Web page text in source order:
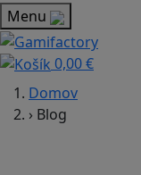
Menu
0,00 €
Domov
› Blog